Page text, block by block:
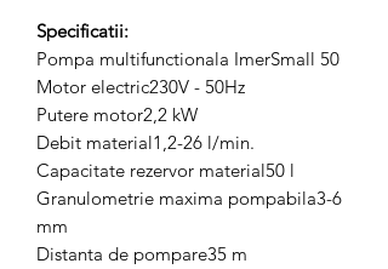
Specificatii:
Pompa multifunctionala ImerSmall 50
Motor electric230V - 50Hz
Putere motor2,2 kW
Debit material1,2-26 l/min.
Capacitate rezervor material50 l
Granulometrie maxima pompabila3-6
mm
Distanta de pompare35 m